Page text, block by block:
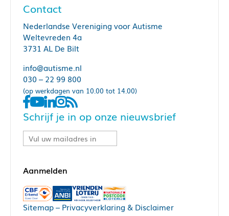
Contact
Nederlandse Vereniging voor Autisme
Weltevreden 4a
3731 AL De Bilt
info@autisme.nl
030 – 22 99 800
(op werkdagen van 10.00 tot 14.00)
Schrijf je in op onze nieuwsbrief
Sitemap– Privacyverklaring & Disclaimer